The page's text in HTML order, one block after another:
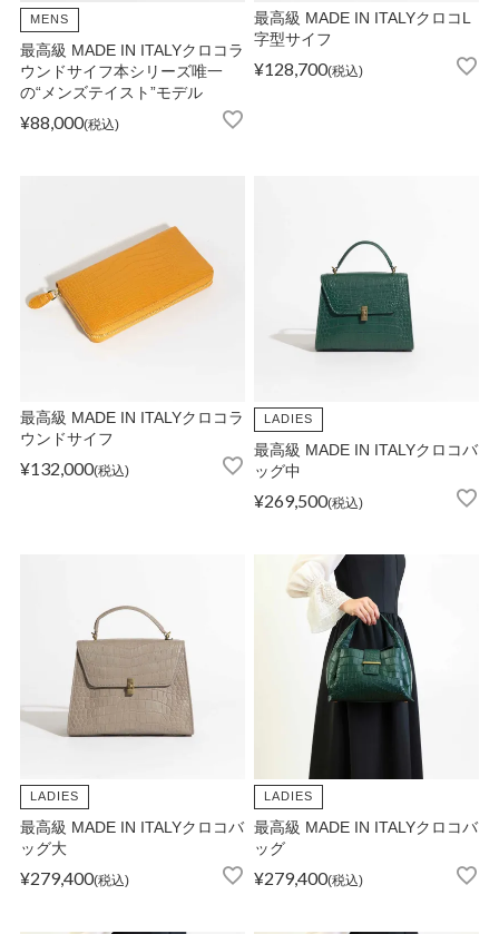
ンキング
ルマガ登録・解除
人情報の取り扱い
問い合わせ
MENS
最高級 MADE IN ITALYクロコラ
ウンドサイフ本シリーズ唯一
の“メンズテイスト”モデル
¥88,000 税込
最高級 MADE IN ITALYクロコL
字型サイフ
¥128,700 税込
最高級 MADE IN ITALYクロコラ
ウンドサイフ
¥132,000 税込
LADIES
最高級 MADE IN ITALYクロコバ
ッグ中
¥269,500 税込
LADIES
最高級 MADE IN ITALYクロコバ
ッグ大
¥279,400 税込
LADIES
最高級 MADE IN ITALYクロコバ
ッグ
¥279,400 税込